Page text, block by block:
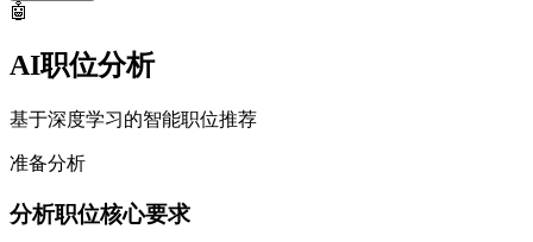
🤖
AI职位分析
基于深度学习的智能职位推荐
准备分析
分析职位核心要求